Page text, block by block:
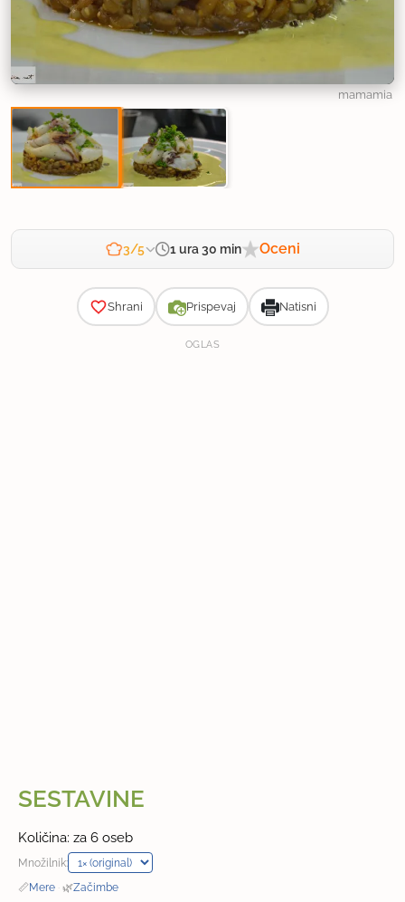
mamamia
3/5 1 ura 30 min Oceni
Shrani Prispevaj Natisni
OGLAS
SESTAVINE
Količina: za 6 oseb
Množilnik:
📏Mere · 🌿Začimbe